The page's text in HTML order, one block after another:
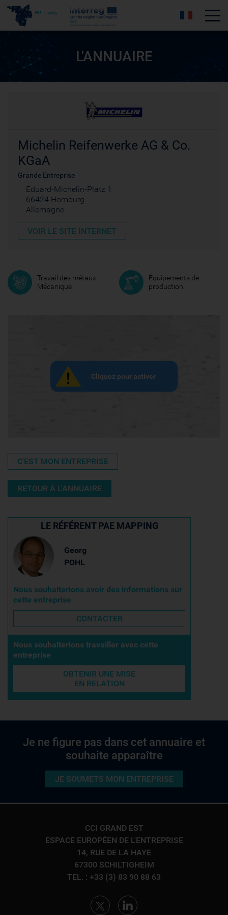
L'ANNUAIRE
Michelin Reifenwerke AG & Co.
KGaA
Grande Entreprise
Eduard-Michelin-Platz 1
66424 Homburg
Allemagne
VOIR LE SITE INTERNET
Travail des métaux
Mécanique
Équipements de
production
Cliquez pour activer
C'EST MON ENTREPRISE
RETOUR À L'ANNUAIRE
LE RÉFÉRENT PAE MAPPING
Georg
POHL
Nous souhaiterions avoir des informations sur
cette entreprise
CONTACTER
Nous souhaiterions travailler avec cette
entreprise
OBTENIR UNE MISE
EN RELATION
Je ne figure pas dans cet annuaire et
souhaite apparaître
JE SOUMETS MON ENTREPRISE
CCI GRAND EST
ESPACE EUROPÉEN DE L'ENTREPRISE
14, RUE DE LA HAYE
67300 SCHILTIGHEIM
TEL. : +33 (3) 83 90 88 63